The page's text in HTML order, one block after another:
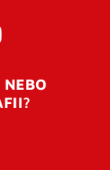
NEBO